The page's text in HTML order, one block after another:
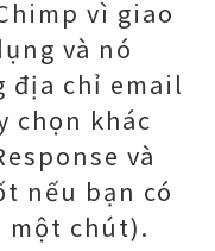
vì giao
và nó
địa chỉ email
chọn khác
và
nếu bạn có
một chút).